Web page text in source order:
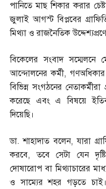
পানিতে মাছ শিকার করার
জুলাই আগস্ট বিপ্লবের
মিথ্যা ও রাজনৈতিক
বিকেলের সংবাদ সম্মেলনে
আন্দোলনের কর্মী,
বিভিন্ন সংগঠনের
করেছে এবং এ বিষয়ে
দিয়েছি।
ডা.শাহাদাত বলেন,যারা
করবে,তবে সেটা যেন
দোষারোপ বা মিথ্যাচারের
ও সাম্যের শহর গড়তে